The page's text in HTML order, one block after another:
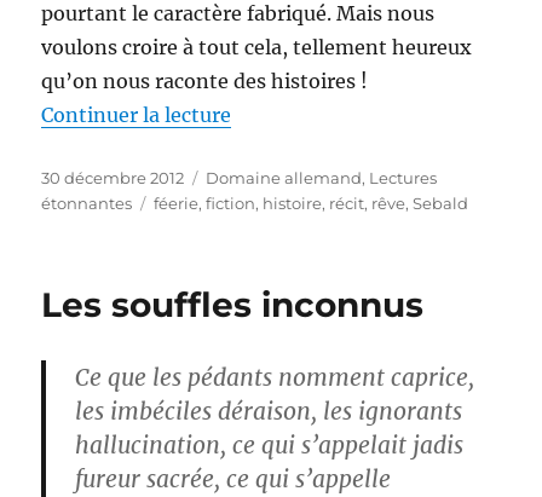
pourtant le caractère fabriqué. Mais nous
voulons croire à tout cela, tellement heureux
qu’on nous raconte des histoires !
Continuer la lecture
Publié
le
30 décembre 2012 Catégories
Domaine allemand, Lectures
étonnantes
Étiquettes
féerie,fiction, histoire, récit, rêve,Sebald
Les souffles inconnus
Ce que les pédants nomment caprice,
les imbéciles déraison, les ignorants
hallucination, ce qui s’appelait jadis
fureur sacrée, ce qui s’appelle